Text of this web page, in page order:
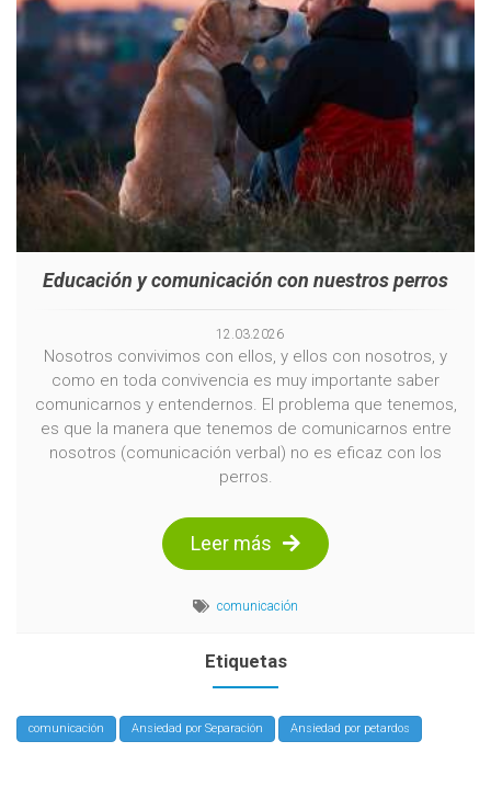
Educación y comunicación con nuestros perros
12.03.2026
Nosotros convivimos con ellos, y ellos con nosotros, y
como en toda convivencia es muy importante saber
comunicarnos y entendernos. El problema que tenemos,
es que la manera que tenemos de comunicarnos entre
nosotros (comunicación verbal) no es eficaz con los
perros.
Leer más
comunicación
Etiquetas
comunicación Ansiedad por Separación Ansiedad por petardos